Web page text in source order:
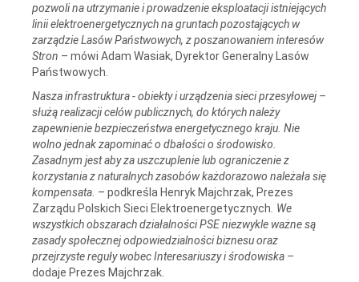
pozwoli na utrzymanie i prowadzenie eksploatacji istniejących
linii elektroenergetycznych na gruntach pozostających w
zarządzie Lasów Państwowych, z poszanowaniem interesów
Stron – mówi Adam Wasiak, Dyrektor Generalny Lasów
Państwowych.
Nasza infrastruktura - obiekty i urządzenia sieci przesyłowej –
służą realizacji celów publicznych, do których należy
zapewnienie bezpieczeństwa energetycznego kraju. Nie
wolno jednak zapominać o dbałości o środowisko.
Zasadnym jest aby za uszczuplenie lub ograniczenie z
korzystania z naturalnych zasobów każdorazowo należała się
kompensata. – podkreśla Henryk Majchrzak, Prezes
Zarządu Polskich Sieci Elektroenergetycznych We
wszystkich obszarach działalności PSE niezwykle ważne są
zasady społecznej odpowiedzialności biznesu oraz
przejrzyste reguły wobec Interesariuszy i środowiska –
dodaje Prezes Majchrzak.